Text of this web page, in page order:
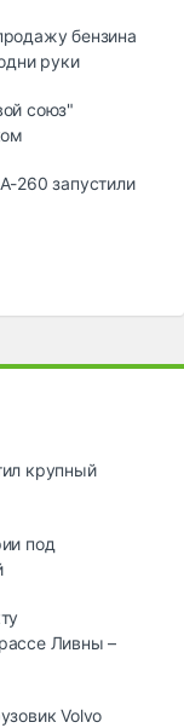
бензина
руки
союз"
260 запустили
крупный
под
Ливны –
Volvo